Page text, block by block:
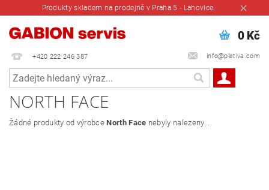
Produkty skladem na prodejně v Praha 5 - Lahovice.
+420 222 246 387 info@pletiva.com
0 Kč
NORTH FACE
Žádné produkty od výrobceNorth Face nebyly nalezeny....